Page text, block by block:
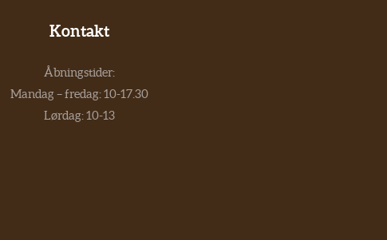
Kontakt
Åbningstider:
Mandag – fredag: 10-17.30
Lørdag: 10-13